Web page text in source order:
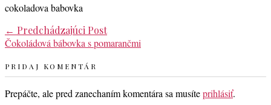
cokoladova babovka
Post
navigation
← Predchádzajúci Post
Čokoládová bábovka s pomarančmi
PRIDAJ KOMENTÁR
Prepáčte, ale pred zanechaním komentára sa musíteprihlásiť.